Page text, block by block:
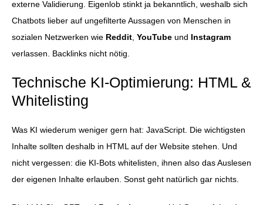
externe Validierung. Eigenlob stinkt ja bekanntlich, weshalb sich
Chatbots lieber auf ungefilterte Aussagen von Menschen in
sozialen Netzwerken wie Reddit YouTube und Instagram
verlassen. Backlinks nicht nötig.
Technische KI-Optimierung: HTML &
Whitelisting
Was KI wiederum weniger gern hat: JavaScript. Die wichtigsten
Inhalte sollten deshalb in HTML auf der Website stehen. Und
nicht vergessen: die KI-Bots whitelisten, ihnen also das Auslesen
der eigenen Inhalte erlauben. Sonst geht natürlich gar nichts.